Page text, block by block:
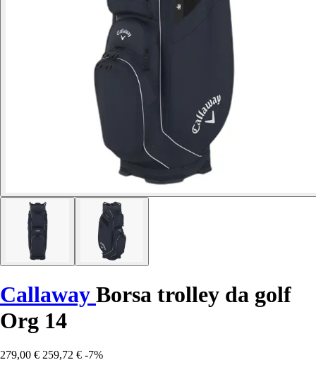
Callaway Borsa trolley da golf
Org 14
279,00 € 259,72 € -7%